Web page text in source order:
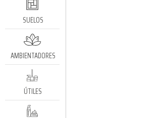
SUELOS
AMBIENTADORES
ÚTILES